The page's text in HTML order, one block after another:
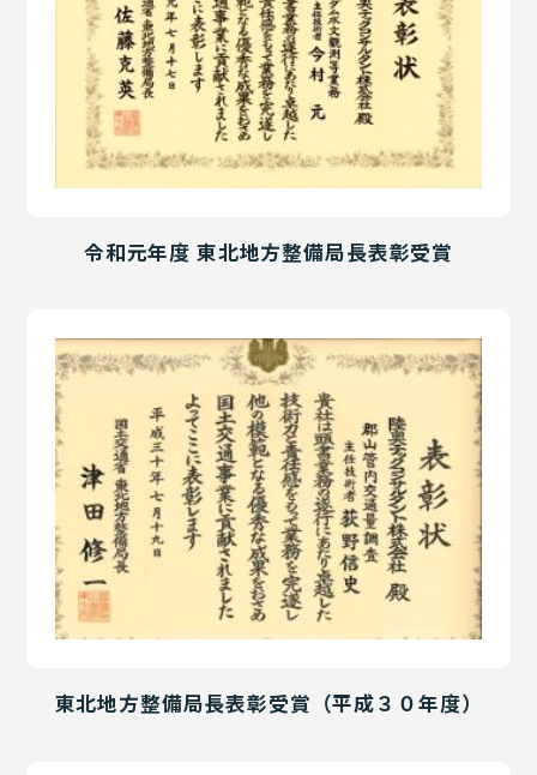
令和元年度 東北地方整備局長表彰受賞
東北地方整備局長表彰受賞（平成３０年度）